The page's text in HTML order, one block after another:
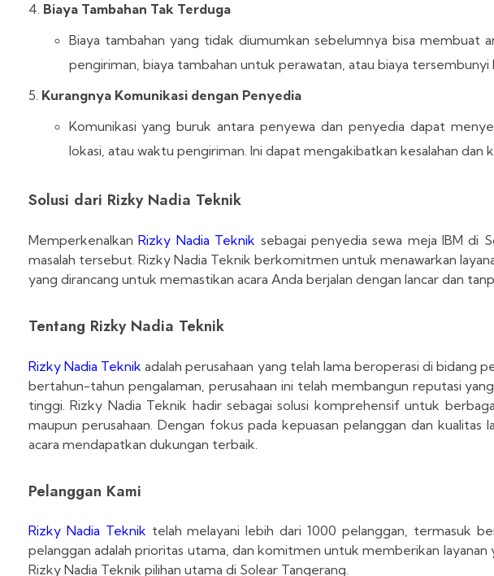
Biaya Tambahan Tak Terduga
Biaya tambahan yang tidak diumumkan sebelumnya bisa membuat
pengiriman, biaya tambahan untuk perawatan, atau biaya tersembunyi
Kurangnya Komunikasi dengan Penyedia
Komunikasi yang buruk antara penyewa dan penyedia dapat
lokasi, atau waktu pengiriman. Ini dapat mengakibatkan kesalahan dan
Solusi dari Rizky Nadia Teknik
MemperkenalkanRizky Nadia Teknik sebagai penyedia sewa meja IBM di
masalah tersebut. Rizky Nadia Teknik berkomitmen untuk menawarkan
yang dirancang untuk memastikan acara Anda berjalan dengan lancar dan
Tentang Rizky Nadia Teknik
Rizky Nadia Teknik adalah perusahaan yang telah lama beroperasi di bidang
bertahun-tahun pengalaman, perusahaan ini telah membangun reputasi
tinggi. Rizky Nadia Teknik hadir sebagai solusi komprehensif untuk
maupun perusahaan. Dengan fokus pada kepuasan pelanggan dan kualitas
acara mendapatkan dukungan terbaik.
Pelanggan Kami
Rizky Nadia Teknik telah melayani lebih dari 1000 pelanggan, termasuk
pelanggan adalah prioritas utama, dan komitmen untuk memberikan
Rizky Nadia Teknik pilihan utama di Solear Tangerang.